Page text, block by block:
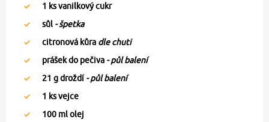
1 ks vanilkový cukr
sůl - špetka
citronová kůra dle chuti
prášek do pečiva - půl balení
21 g droždí - půl balení
1 ks vejce
100 ml olej